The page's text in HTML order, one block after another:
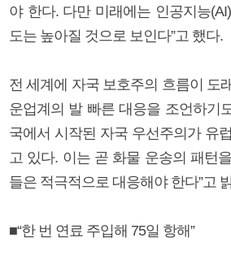
야 한다. 다만 미래에는 인공지능
도는 높아질 것으로 보인다”고 했다.
전 세계에 자국 보호주의 흐름이 도
운업계의 발 빠른 대응을 조언하기
국에서 시작된 자국 우선주의가 유
고 있다. 이는 곧 화물 운송의 패턴
들은 적극적으로 대응해야 한다”고
■“한 번 연료 주입해 75일 항해”